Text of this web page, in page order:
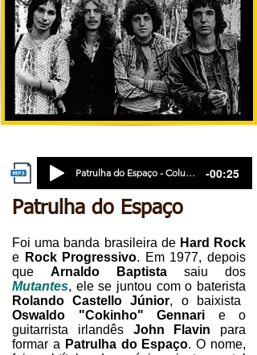
Patrulha do Espaço - Columbia -00:25
Patrulha do Espaço
Foi uma banda brasileira de Hard Rock
e Rock Progressivo. Em 1977, depois
que Arnaldo Baptista saiu dos
Mutantes, ele se juntou com o baterista
Rolando Castello Júnior, o baixista
Oswaldo "Cokinho" Gennari e o
guitarrista irlandês John Flavin para
formar a Patrulha do Espaço. O nome,